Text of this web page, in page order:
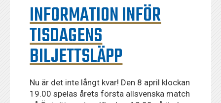
INFORMATION INFÖR
TISDAGENS
BILJETTSLÄPP
Nu är det inte långt kvar! Den 8 april klockan
19.00 spelas årets första allsvenska match